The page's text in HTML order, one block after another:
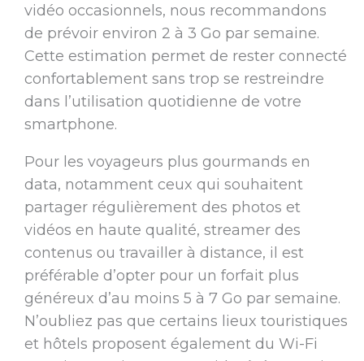
vidéo occasionnels, nous recommandons
de prévoir environ 2 à 3 Go par semaine.
Cette estimation permet de rester connecté
confortablement sans trop se restreindre
dans l’utilisation quotidienne de votre
smartphone.
Pour les voyageurs plus gourmands en
data, notamment ceux qui souhaitent
partager régulièrement des photos et
vidéos en haute qualité, streamer des
contenus ou travailler à distance, il est
préférable d’opter pour un forfait plus
généreux d’au moins 5 à 7 Go par semaine.
N’oubliez pas que certains lieux touristiques
et hôtels proposent également du Wi-Fi